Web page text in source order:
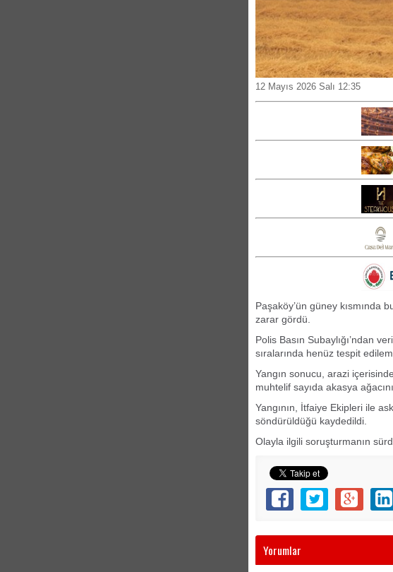
12 Mayıs 2026 Salı 12:35
Paşaköy’ün güney kısmında
zarar gördü.
Polis Basın Subaylığı’ndan
sıralarında henüz tespit
Yangın sonucu, arazi
muhtelif sayıda akasya
Yangının, İtfaiye Ekipleri ile
söndürüldüğü kaydedildi.
Olayla ilgili soruşturmanın
Yorumlar